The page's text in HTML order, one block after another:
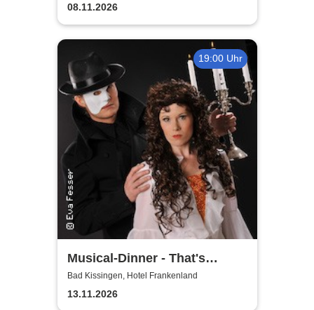
08.11.2026
19:00 Uhr
Musical-Dinner - That's
Entertainment
Bad Kissingen, Hotel Frankenland
13.11.2026